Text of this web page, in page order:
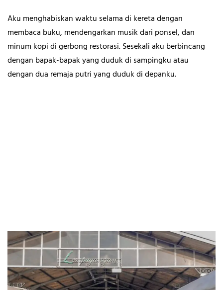
Aku menghabiskan waktu selama di kereta dengan
membaca buku, mendengarkan musik dari ponsel, dan
minum kopi di gerbong restorasi. Sesekali aku berbincang
dengan bapak-bapak yang duduk di sampingku atau
dengan dua remaja putri yang duduk di depanku.